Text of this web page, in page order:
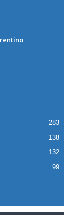
283
138
132
99